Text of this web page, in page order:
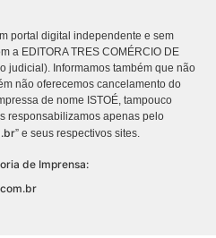
portal digital independente e sem
a EDITORA TRES COMÉRCIO DE
judicial). Informamos também que não
não oferecemos cancelamento do
de nome ISTOÉ, tampouco
responsabilizamos apenas pelo
” e seus respectivos sites.
de Imprensa: